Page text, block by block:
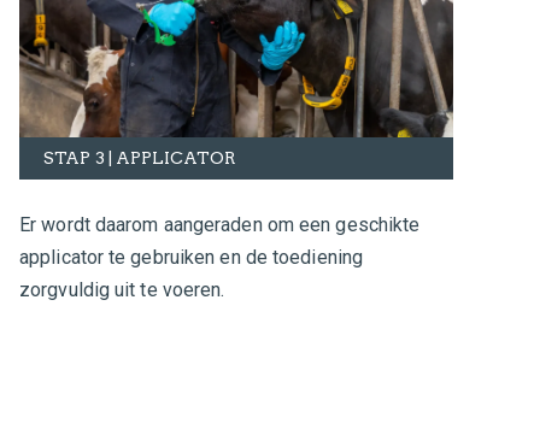
STAP 3 | APPLICATOR
Er wordt daarom aangeraden om een geschikte
applicator te gebruiken en de toediening
zorgvuldig uit te voeren.